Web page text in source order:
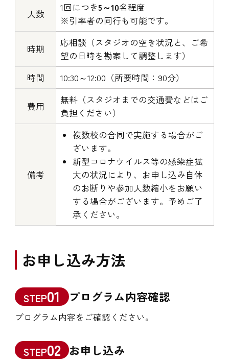
人数
1回につき5～10名程度
※引率者の同行も可能です。
時期
応相談（スタジオの空き状況と、ご希
望の日時を勘案して調整します）
時間
10:30～12:00（所要時間：90分）
費用
無料（スタジオまでの交通費などはご
負担ください）
備考
複数校の合同で実施する場合がご
ざいます。
新型コロナウイルス等の感染症拡
大の状況により、お申し込み自体
のお断りや参加人数縮小をお願い
する場合がございます。予めご了
承ください。
お申し込み方法
STEP01 プログラム内容確認
プログラム内容をご確認ください。
STEP02 お申し込み